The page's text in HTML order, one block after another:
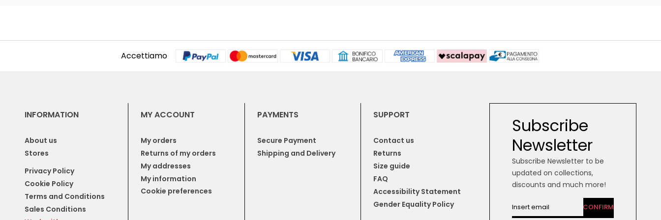
Accettiamo
INFORMATION
About us
Stores
Privacy Policy
Cookie Policy
Terms and Conditions
Sales Conditions
MY ACCOUNT
My orders
Returns of my orders
My addresses
My information
Cookie preferences
PAYMENTS
Secure Payment
Shipping and Delivery
SUPPORT
Contact us
Returns
Size guide
FAQ
Accessibility Statement
Gender Equality Policy
Subscribe
Newsletter
Subscribe Newsletter to be
updated on collections,
discounts and much more!
CONFIRM